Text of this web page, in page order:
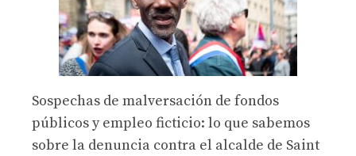
Sospechas de malversación de fondos
públicos y empleo ficticio: lo que sabemos
sobre la denuncia contra el alcalde de Saint